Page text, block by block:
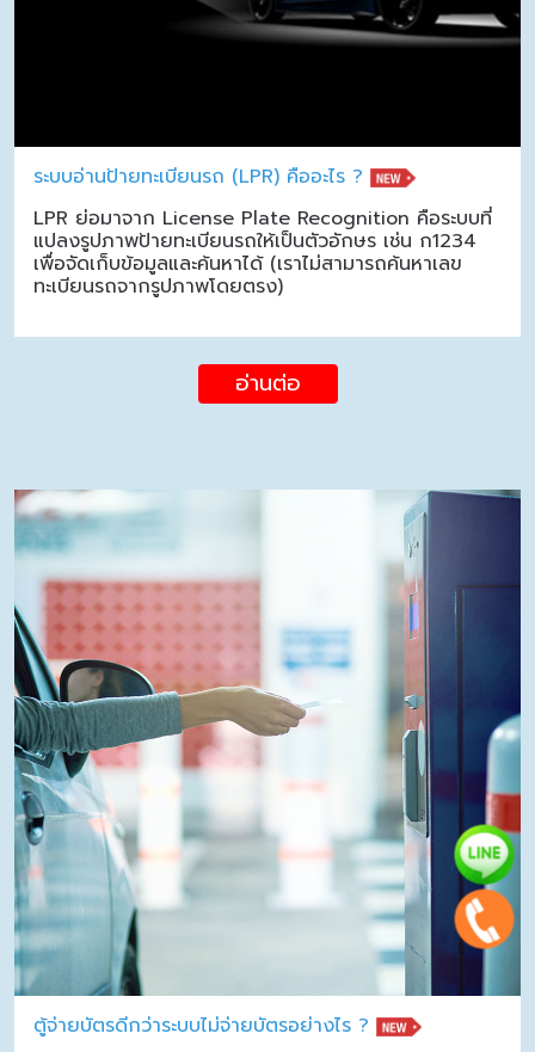
ระบบอ่านป้ายทะเบียนรถ (LPR) คืออะไร ?
LPR ย่อมาจาก License Plate Recognition คือระบบที่
แปลงรูปภาพป้ายทะเบียนรถให้เป็นตัวอักษร เช่น ก1234
เพื่อจัดเก็บข้อมูลและค้นหาได้ (เราไม่สามารถค้นหาเลข
ทะเบียนรถจากรูปภาพโดยตรง)
อ่านต่อ
ตู้จ่ายบัตรดีกว่าระบบไม่จ่ายบัตรอย่างไร ?